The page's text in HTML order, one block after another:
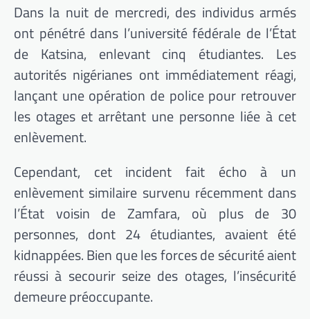
Dans la nuit de mercredi, des individus armés
ont pénétré dans l’université fédérale de l’État
de Katsina, enlevant cinq étudiantes. Les
autorités nigérianes ont immédiatement réagi,
lançant une opération de police pour retrouver
les otages et arrêtant une personne liée à cet
enlèvement.
Cependant, cet incident fait écho à un
enlèvement similaire survenu récemment dans
l’État voisin de Zamfara, où plus de 30
personnes, dont 24 étudiantes, avaient été
kidnappées. Bien que les forces de sécurité aient
réussi à secourir seize des otages, l’insécurité
demeure préoccupante.